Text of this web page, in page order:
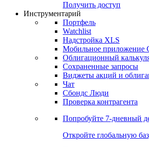
Получить доступ
Инструментарий
Портфель
Watchlist
Надстройка XLS
Мобильное приложение
Облигационный
Сохраненные запросы
Виджеты акций и
Чат
Сбондс Люди
Проверка контрагента
Попробуйте 7-дневный
Откройте глобальную